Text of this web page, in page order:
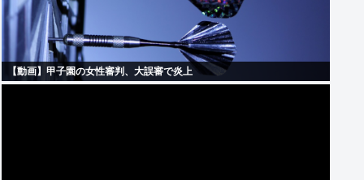
【動画】甲子園の女性審判、大誤審で炎上